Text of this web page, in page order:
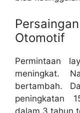
Otomotif
Permintaan
meningkat.
bertambah.
peningkatan
dalam 3 tahun